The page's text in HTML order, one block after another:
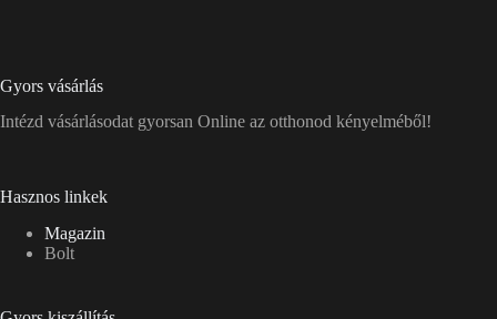
Gyors vásárlás
Intézd vásárlásodat gyorsan Online az otthonod kényelméből!
Hasznos linkek
Magazin
Bolt